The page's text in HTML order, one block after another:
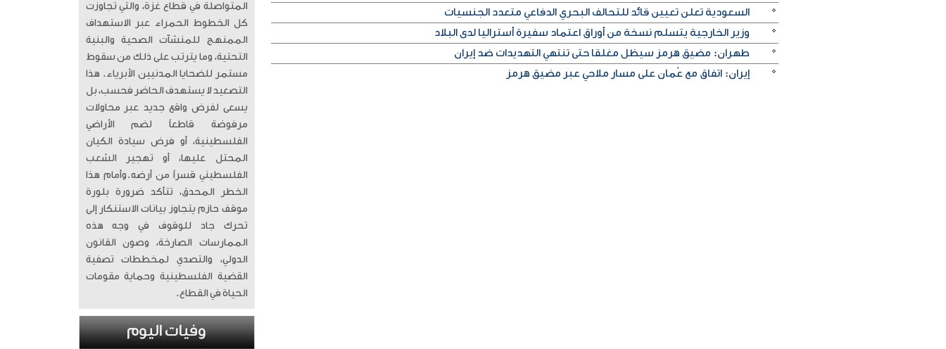
السعودية تعلن تعيين قائد للتحالف البحري الدفاعي متعدد الجنسيات
وزير الخارجية يتسلم نسخة من أوراق اعتماد سفيرة أستراليا لدى البلاد
طهران: مضيق هرمز سيظل مغلقا حتى تنتهي التهديدات ضد إيران
إيران: اتفاق مع عُمان على مسار ملاحي عبر مضيق هرمز
المتواصلة في قطاع غزة، والتي تجاوزت
كل الخطوط الحمراء عبر الاستهداف
الممنهج للمنشآت الصحية والبنية
التحتية، وما يترتب على ذلك من سقوط
مستمر للضحايا المدنيين الأبرياء. ​ هذا
التصعيد لا يستهدف الحاضر فحسب، بل
يسعى لفرض واقع جديد عبر محاولات
مرفوضة قاطعاً لضم الأراضي
الفلسطينية، أو فرض سيادة الكيان
المحتل عليها، أو تهجير الشعب
الفلسطيني قسراً من أرضه. ​وأمام هذا
الخطر المحدق، تتأكد ضرورة بلورة
موقف حازم يتجاوز بيانات الاستنكار إلى
تحرك جاد للوقوف في وجه هذه
الممارسات الصارخة، وصون القانون
الدولي، والتصدي لمخططات تصفية
القضية الفلسطينية وحماية مقومات
الحياة في القطاع.